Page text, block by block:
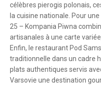
célèbres pierogis polonais,
la cuisine nationale. Pour
25 – Kompania Piwna
artisanales à une carte
Enfin, le restaurant Pod
traditionnelle dans un cadre
plats authentiques servis
Varsovie une destination